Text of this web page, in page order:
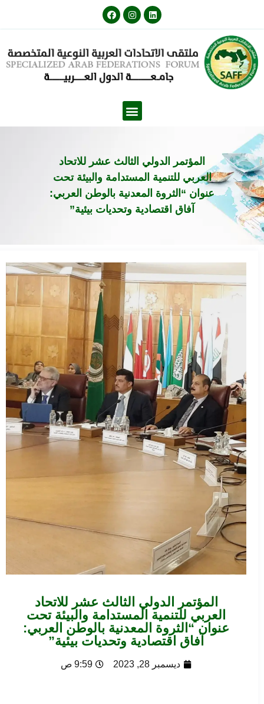
المؤتمر الدولي الثالث عشر للاتحاد
العربي للتنمية المستدامة والبيئة تحت
عنوان “الثروة المعدنية بالوطن العربي:
آفاق اقتصادية وتحديات بيئية”
المؤتمر الدولي الثالث عشر للاتحاد
العربي للتنمية المستدامة والبيئة تحت
عنوان “الثروة المعدنية بالوطن العربي:
آفاق اقتصادية وتحديات بيئية”
ديسمبر 28, 2023 9:59 ص